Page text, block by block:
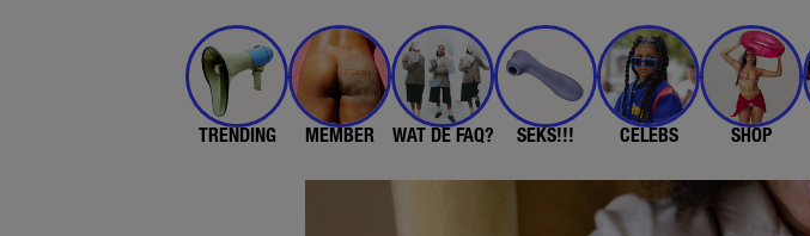
TRENDING MEMBER WAT DE FAQ? SEKS!!! CELEBS SHOP